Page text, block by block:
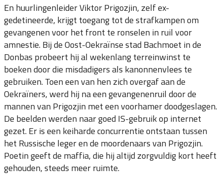
En huurlingenleider Viktor Prigozjin, zelf ex-
gedetineerde, krijgt toegang tot de strafkampen om
gevangenen voor het front te ronselen in ruil voor
amnestie. Bij de Oost-Oekraïnse stad Bachmoet in de
Donbas probeert hij al wekenlang terreinwinst te
boeken door die misdadigers als kanonnenvlees te
gebruiken. Toen een van hen zich overgaf aan de
Oekraïners, werd hij na een gevangenenruil door de
mannen van Prigozjin met een voorhamer doodgeslagen.
De beelden werden naar goed IS-gebruik op internet
gezet. Er is een keiharde concurrentie ontstaan tussen
het Russische leger en de moordenaars van Prigozjin.
Poetin geeft de maffia, die hij altijd zorgvuldig kort heeft
gehouden, steeds meer ruimte.